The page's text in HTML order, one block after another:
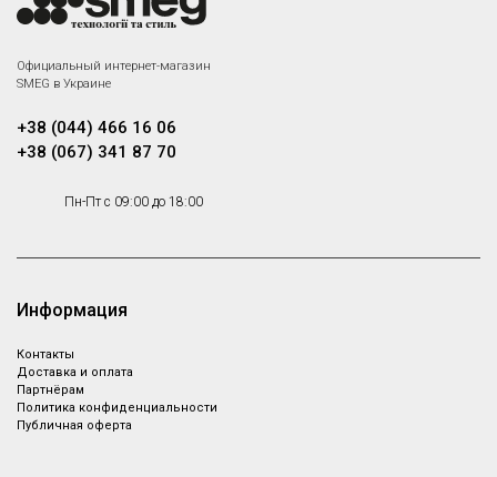
Официальный интернет-магазин
SMEG в Украине
+38 (044) 466 16 06
+38 (067) 341 87 70
Пн-Пт с 09:00 до 18:00
Информация
Контакты
Доставка и оплата
Партнёрам
Политика конфиденциальности
Публичная оферта